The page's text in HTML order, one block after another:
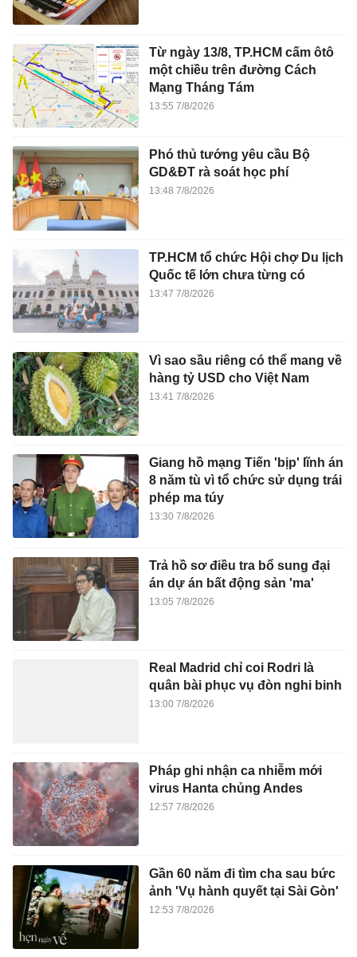
Từ ngày 13/8, TP.HCM cấm ôtô
một chiều trên đường Cách
Mạng Tháng Tám
13:55 7/8/2026
Phó thủ tướng yêu cầu Bộ
GD&ĐT rà soát học phí
13:48 7/8/2026
TP.HCM tổ chức Hội chợ Du lịch
Quốc tế lớn chưa từng có
13:47 7/8/2026
Vì sao sầu riêng có thể mang về
hàng tỷ USD cho Việt Nam
13:41 7/8/2026
Giang hồ mạng Tiến 'bịp' lĩnh án
8 năm tù vì tổ chức sử dụng trái
phép ma túy
13:30 7/8/2026
Trả hồ sơ điều tra bổ sung đại
án dự án bất động sản 'ma'
13:05 7/8/2026
Real Madrid chỉ coi Rodri là
quân bài phục vụ đòn nghi binh
13:00 7/8/2026
Pháp ghi nhận ca nhiễm mới
virus Hanta chủng Andes
12:57 7/8/2026
Gần 60 năm đi tìm cha sau bức
ảnh 'Vụ hành quyết tại Sài Gòn'
12:53 7/8/2026